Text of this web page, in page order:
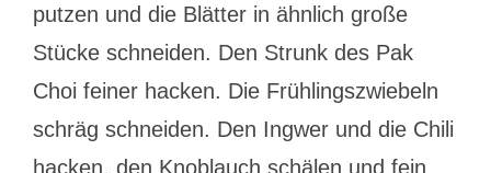
putzen und die Blätter in ähnlich große
Stücke schneiden. Den Strunk des Pak
Choi feiner hacken. Die Frühlingszwiebeln
schräg schneiden. Den Ingwer und die Chili
hacken, den Knoblauch schälen und fein